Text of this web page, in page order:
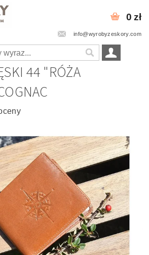
info@wyrobyzeskory.com
0 zł
44 "RÓŻA